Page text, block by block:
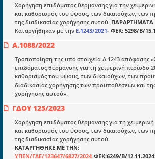
Χορήγηση επιδόματος θέρμανσης για την
και καθορισμός του ύψους, των δικαιούχων, των
της διαδικασίας χορήγησης αυτού. ΠΑΡΑΡΤΗΜΑΤΑ
Καταργήθηκαν με την Ε.1243/2021- ΦΕΚ: 5298/Β/
Α.1088/2022
Τροποποίηση της υπό στοιχεία Α.1243 απόφασης
επιδόματος θέρμανσης για τη χειμερινή περίοδο
καθορισμός του ύψους, των δικαιούχων, των
διαδικασίας χορήγησης των προϋποθέσεων και
χορήγησης αυτού».
ΓΔΟΥ 125/2023
Χορήγηση επιδόματος θέρμανσης για τη
και καθορισμός του ύψους, των δικαιούχων, των
της διαδικασίας χορήγησης αυτού.
ΚΑΤΑΡΓΗΘΗΚΕ ΜΕ ΤΗΝ:
ΥΠΕΝ/ΓΔΕ/123647/6827/2024-ΦΕΚ:6249/Β/
Ενότητες
Επικαιρότητα
E-book
Οδηγοί εκκαθάρισης
Νόμοι και προεδρικά διατάγματα
Υπουργικές αποφάσεις
Νομολογία και Γνωμοδοτήσεις ΝΣΚ
Πληροφορίες
Είσοδος